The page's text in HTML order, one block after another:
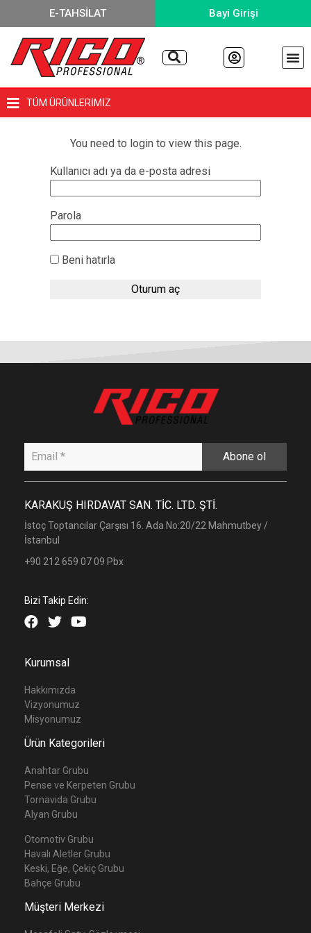
E-TAHSİLAT Bayi Girişi
TÜM ÜRÜNLERİMİZ
You need to login to view this page.
Kullanıcı adı ya da e-posta adresi
Parola
Beni hatırla
Abone ol
KARAKUŞ HIRDAVAT SAN. TİC. LTD. ŞTİ.
İstoç Toptancılar Çarşısı 16. Ada No:20/22 Mahmutbey /
İstanbul
+90 212 659 07 09 Pbx
Bizi Takip Edin:
Kurumsal
Hakkımızda
Vizyonumuz
Misyonumuz
Ürün Kategorileri
Anahtar Grubu
Pense ve Kerpeten Grubu
Tornavida Grubu
Alyan Grubu
Otomotiv Grubu
Havalı Aletler Grubu
Keski, Eğe, Çekiç Grubu
Bahçe Grubu
Müşteri Merkezi